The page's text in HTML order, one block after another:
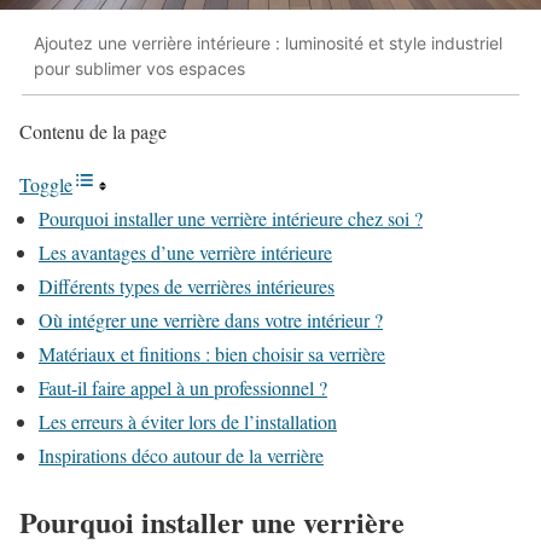
Ajoutez une verrière intérieure : luminosité et style industriel
pour sublimer vos espaces
Contenu de la page
Toggle
Pourquoi installer une verrière intérieure chez soi ?
Les avantages d’une verrière intérieure
Différents types de verrières intérieures
Où intégrer une verrière dans votre intérieur ?
Matériaux et finitions : bien choisir sa verrière
Faut-il faire appel à un professionnel ?
Les erreurs à éviter lors de l’installation
Inspirations déco autour de la verrière
Pourquoi installer une verrière